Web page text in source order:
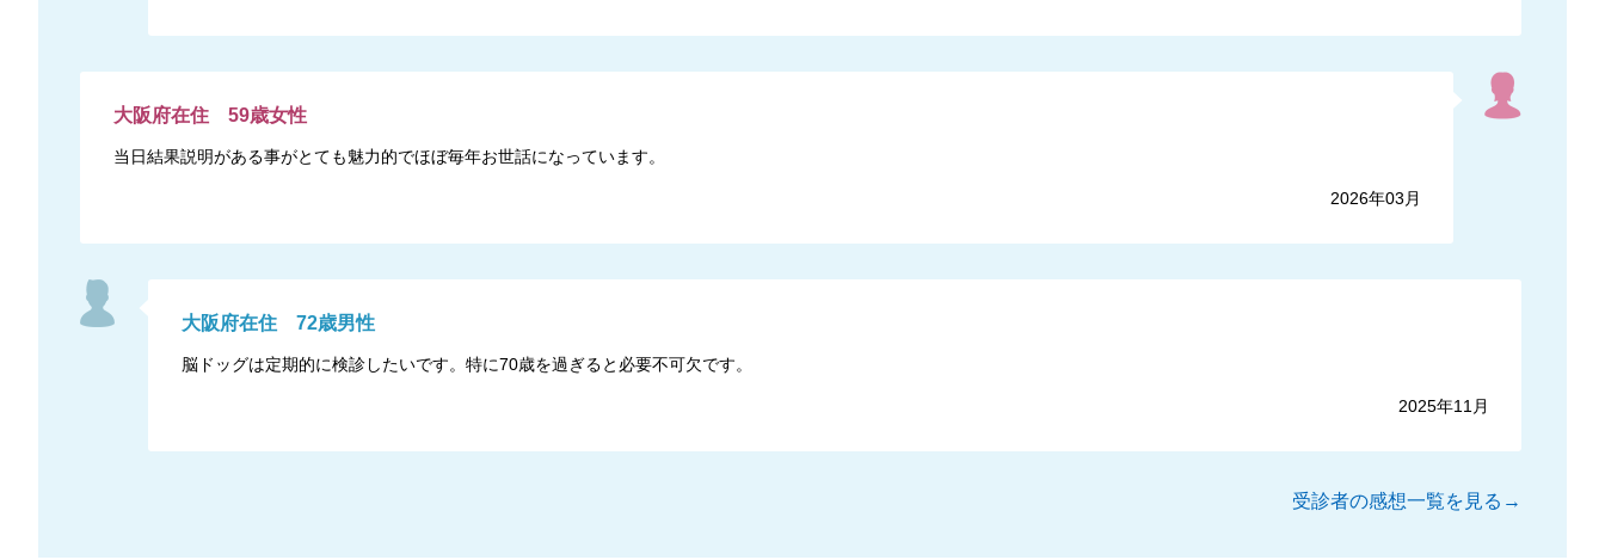
大阪府在住 59歳女性
当日結果説明がある事がとても魅力的でほぼ毎年お世話になっています。
2026年03月
大阪府在住 72歳男性
脳ドッグは定期的に検診したいです。特に70歳を過ぎると必要不可欠です。
2025年11月
受診者の感想一覧を見る→